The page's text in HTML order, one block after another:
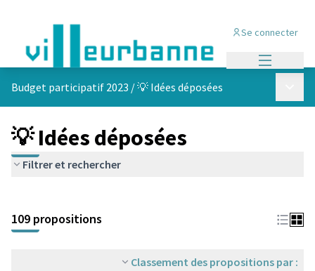
Se connecter
Budget participatif 2023 /💡 Idées déposées
💡 Idées déposées
Filtrer et rechercher
+
−
109 propositions
Classement des propositions par :